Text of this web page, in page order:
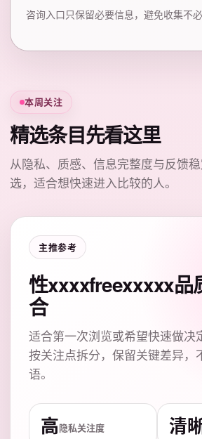
咨询入口只保留必要信息，避免收集不必
本周关注
精选条目先看这里
从隐私、质感、信息完整度与反馈
选，适合想快速进入比较的人。
主推参考
性xxxxfreexxxxx品
合
适合第一次浏览或希望快速做决
按关注点拆分，保留关键差异，
语。
高隐私关注度 清